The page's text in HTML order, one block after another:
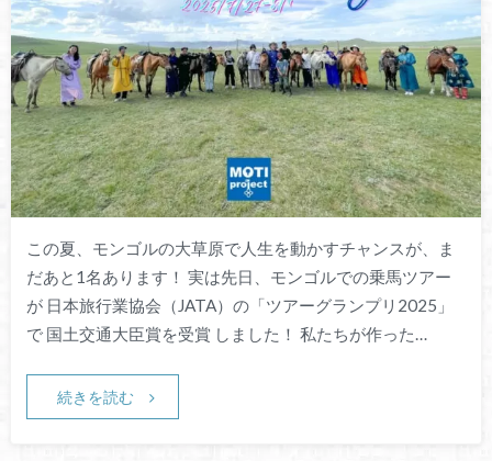
この夏、モンゴルの大草原で人生を動かすチャンスが、ま
だあと1名あります！ 実は先日、モンゴルでの乗馬ツアー
が 日本旅行業協会（JATA）の「ツアーグランプリ2025」
で 国土交通大臣賞を受賞 しました！ 私たちが作った…
続きを読む